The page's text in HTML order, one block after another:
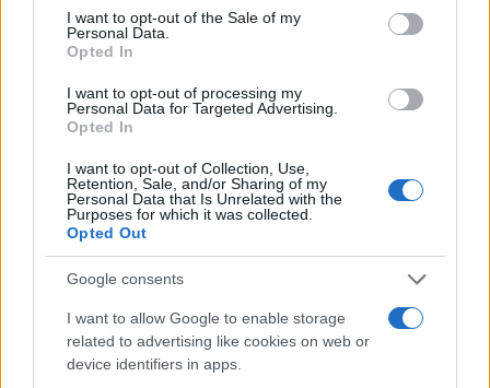
consent section.
I want to opt-out of the Sale of my
Personal Data.
Opted In
I want to opt-out of processing my
Personal Data for Targeted Advertising.
Opted In
I want to opt-out of Collection, Use,
Retention, Sale, and/or Sharing of my
Personal Data that Is Unrelated with the
Purposes for which it was collected.
Opted Out
Google consents
I want to allow Google to enable storage
related to advertising like cookies on web or
device identifiers in apps.